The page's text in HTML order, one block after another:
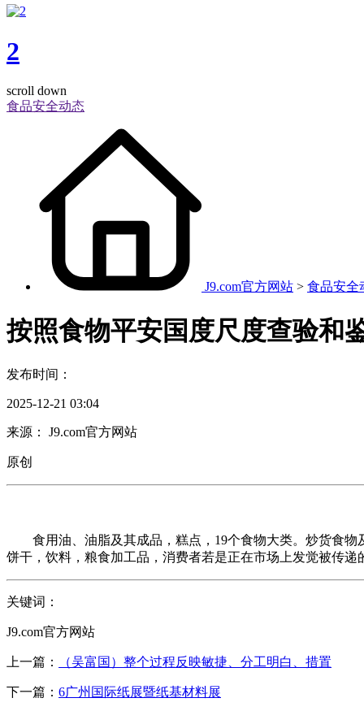
2
scroll down
食品安全动态
J9.com官方网站 > 食品安全
按照食物平安国度尺度查验和
发布时间：
2025-12-21 03:04
来源： J9.com官方网站
原创
食用油、油脂及其成品，糕点，19个食物大类。炒货食物
饼干，饮料，粮食加工品，消费者若是正在市场上发觉被传递
关键词：
J9.com官方网站
上一篇： （吴富国）整个过程反映敏捷、分工明白、措置
下一篇： 6广州国际纸展暨纸基材料展